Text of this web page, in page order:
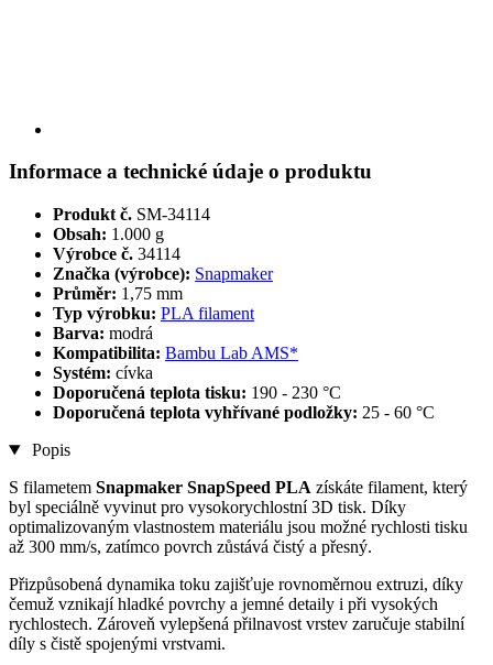
Informace a technické údaje o produktu
Produkt č. SM-34114
Obsah: 1.000 g
Výrobce č. 34114
Značka (výrobce): Snapmaker
Průměr: 1,75 mm
Typ výrobku: PLA filament
Barva: modrá
Kompatibilita: Bambu Lab AMS*
Systém: cívka
Doporučená teplota tisku: 190 - 230 °C
Doporučená teplota vyhřívané podložky: 25 - 60 °C
Popis
S filametem Snapmaker SnapSpeed PLA získáte filament, který
byl speciálně vyvinut pro vysokorychlostní 3D tisk. Díky
optimalizovaným vlastnostem materiálu jsou možné rychlosti tisku
až 300 mm/s, zatímco povrch zůstává čistý a přesný.
Přizpůsobená dynamika toku zajišťuje rovnoměrnou extruzi, díky
čemuž vznikají hladké povrchy a jemné detaily i při vysokých
rychlostech. Zároveň vylepšená přilnavost vrstev zaručuje stabilní
díly s čistě spojenými vrstvami.